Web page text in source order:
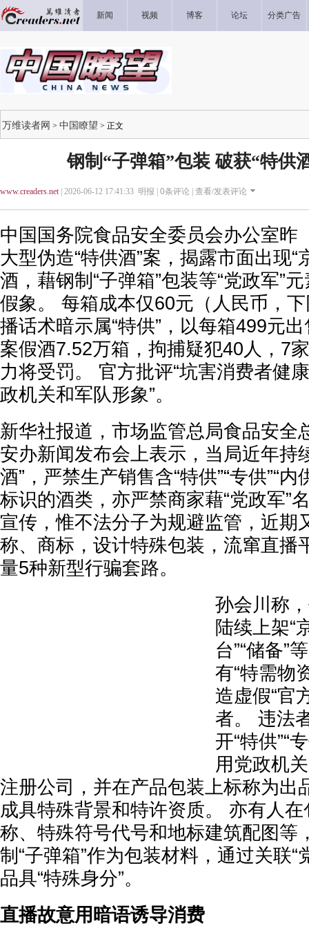
新闻 视频 博客 论坛 分类广告
万维读者网 > 中国瞭望 > 正文
钢制“子弹箱”包装 破获“特供
www.creaders.net| 2026-06-12 17:41:33 明报 | 0条评论 | 查看/发表评论
中国国务院食品安全委员会办公室昨
大型伪造“特供酒”案，揭露市面出现“
酒，藉钢制“子弹箱”包装等“党政军”
假象。 每箱成本仅60元（人民币，
播话术暗示属“特供”，以每箱499元
案假酒7.52万箱，拘捕疑犯40人，7
力将受罚。 官方批评“坑害消费者健
政机关和军队形象”。
新华社报道，市场监管总局食品安全
安办新闻发布会上表示，当局近年持
酒”，严禁生产销售含“特供”“专供”“
标识的酒类，亦严禁商家藉“党政军”
宣传，惟不法分子为规避监管，近期
称、商标，设计特殊包装，流窜直播
量5种新型行骗套路。
孙会川称
陆续上架“
台”“储备”
有“特需物
造虚假“官
者。 违法
开“特供”“
用党政机
注册公司，并在产品包装上标称为出
成具特殊背景和特许资质。 亦有人
称、特殊符号代号和地标建筑配图等
制“子弹箱”作为包装材料，通过关联“
品具“特殊身分”。
直播故意用暗语诱导消费